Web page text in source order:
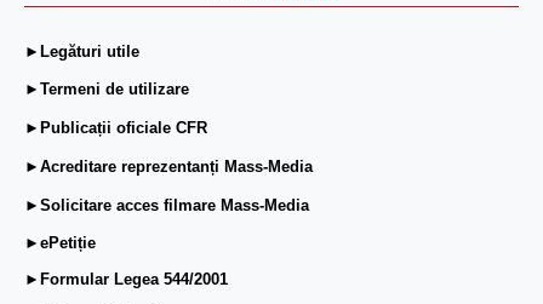
►Legături utile
►Termeni de utilizare
►Publicații oficiale CFR
►Acreditare reprezentanți Mass-Media
►Solicitare acces filmare Mass-Media
►ePetiție
►Formular Legea 544/2001